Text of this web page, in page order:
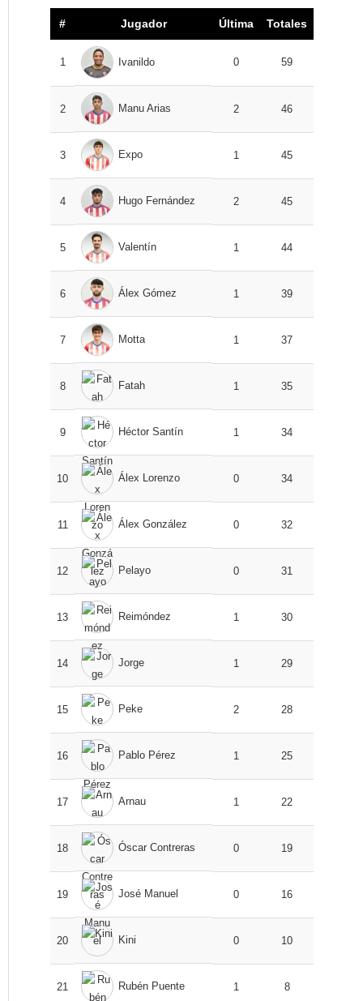
# Jugador Última Totales
1 Ivanildo 0 59
2 Manu Arias 2 46
3 Expo 1 45
4 Hugo Fernández 2 45
5 Valentín 1 44
6 Álex Gómez 1 39
7 Motta 1 37
8 Fatah 1 35
9 Héctor Santín 1 34
10 Álex Lorenzo 0 34
11 Álex González 0 32
12 Pelayo 0 31
13 Reimóndez 1 30
14 Jorge 1 29
15 Peke 2 28
16 Pablo Pérez 1 25
17 Arnau 1 22
18 Óscar Contreras 0 19
19 José Manuel 0 16
20 Kini 0 10
21 Rubén Puente 1 8